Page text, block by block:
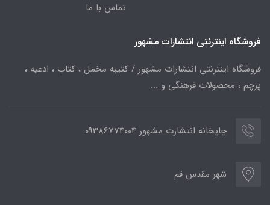
تماس با ما
فروشگاه اینترنتی انتشارات مشهور
فروشگاه اینترنتی انتشارات مشهور / کتیبه مخمل ، کتاب ، ادعیه ،
پرچم ، محصولات فرهنگی و ...
چاپخانه انتشارت مشهور 09386774004
شهر مقدس قم